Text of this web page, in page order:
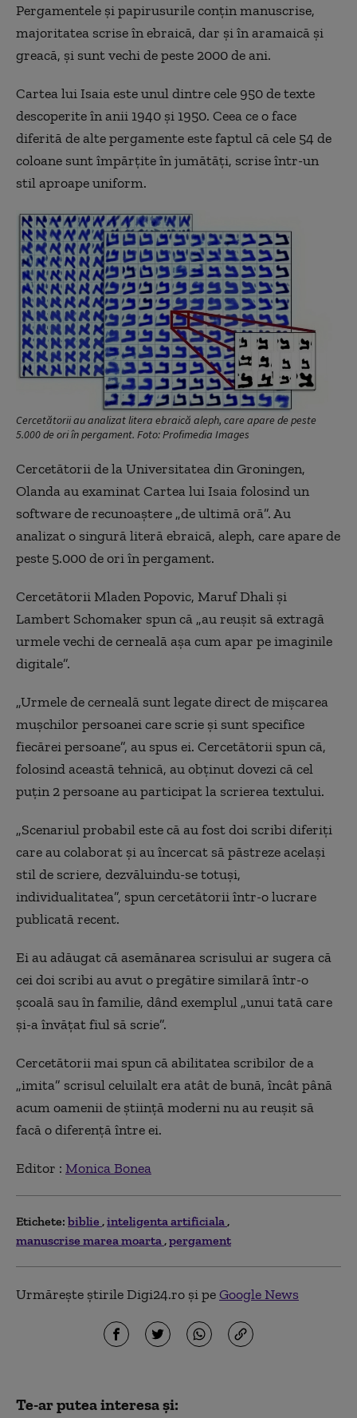
Pergamentele și papirusurile conțin manuscrise,
majoritatea scrise în ebraică, dar și în aramaică și
greacă, și sunt vechi de peste 2000 de ani.
Cartea lui Isaia este unul dintre cele 950 de texte
descoperite în anii 1940 și 1950. Ceea ce o face
diferită de alte pergamente este faptul că cele 54 de
coloane sunt împărțite în jumătăți, scrise într-un
stil aproape uniform.
Cercetătorii au analizat litera ebraică aleph, care apare de peste
5.000 de ori în pergament. Foto: Profimedia Images
Cercetătorii de la Universitatea din Groningen,
Olanda au examinat Cartea lui Isaia folosind un
software de recunoaștere „de ultimă oră”. Au
analizat o singură literă ebraică, aleph, care apare de
peste 5.000 de ori în pergament.
Cercetătorii Mladen Popovic, Maruf Dhali și
Lambert Schomaker spun că „au reușit să extragă
urmele vechi de cerneală așa cum apar pe imaginile
digitale”.
„Urmele de cerneală sunt legate direct de mișcarea
mușchilor persoanei care scrie și sunt specifice
fiecărei persoane”, au spus ei. Cercetătorii spun că,
folosind această tehnică, au obținut dovezi că cel
puțin 2 persoane au participat la scrierea textului.
„Scenariul probabil este că au fost doi scribi diferiți
care au colaborat și au încercat să păstreze același
stil de scriere, dezvăluindu-se totuși,
individualitatea”, spun cercetătorii într-o lucrare
publicată recent.
Ei au adăugat că asemănarea scrisului ar sugera că
cei doi scribi au avut o pregătire similară într-o
școală sau în familie, dând exemplul „unui tată care
și-a învățat fiul să scrie”.
Cercetătorii mai spun că abilitatea scribilor de a
„imita” scrisul celuilalt era atât de bună, încât până
acum oamenii de știință moderni nu au reușit să
facă o diferență între ei.
Editor : Monica Bonea
Etichete: biblie inteligenta artificiala
manuscrise marea moarta pergament
Urmărește știrile Digi24.ro și peGoogle News
Te-ar putea interesa și: